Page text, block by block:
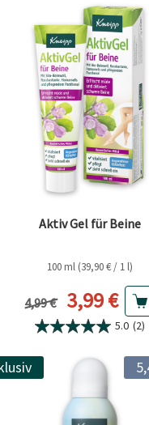
Aktiv Gel für Beine
100 ml (39,90 € / 1 l)
Vorheriger Preis
4,99 € Aktueller
3,99 €
5.0 (2)